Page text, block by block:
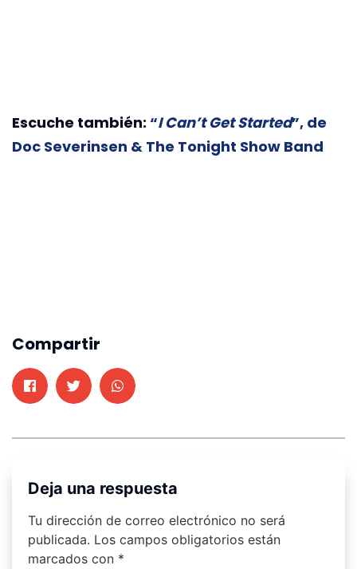
Escuche también: “I Can’t Get Started”, de
Doc Severinsen & The Tonight Show Band
Compartir
Deja una respuesta
Tu dirección de correo electrónico no será
publicada. Los campos obligatorios están
marcados con *